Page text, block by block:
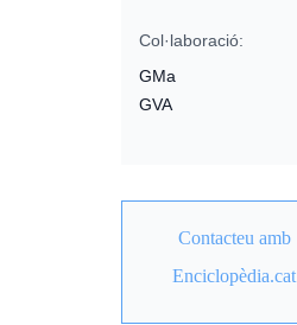
Col·laboració:
GMa
GVA
Contacteu amb
Enciclopèdia.cat